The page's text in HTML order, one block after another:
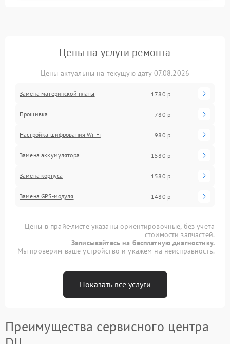
Цены на услуги ремонта
Цены актуальны на текущую дату 07.08.2026
Замена материнской платы 1780 р
Прошивка 780 р
Настройка шифрования Wi-Fi 980 р
Замена аккумулятора 1580 р
Замена корпуса 1580 р
Замена GPS-модуля 1480 р
Цены в прайс-листе указаны ориентировочные, без учета
стоимости запчастей.
Записывайтесь на бесплатную диагностику.
Мы проверим ваше устройство и укажем на неисправность.
Показать все услуги
Преимущества сервисного центра